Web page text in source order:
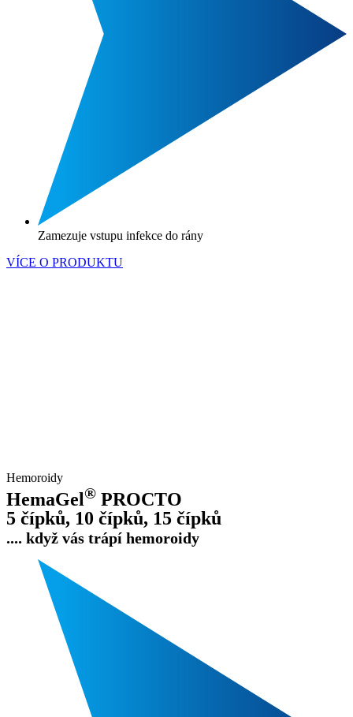
Zamezuje vstupu infekce do rány
VÍCE O PRODUKTU
Hemoroidy
HemaGel® PROCTO
5 čípků, 10 čípků, 15 čípků
.... když vás trápí hemoroidy